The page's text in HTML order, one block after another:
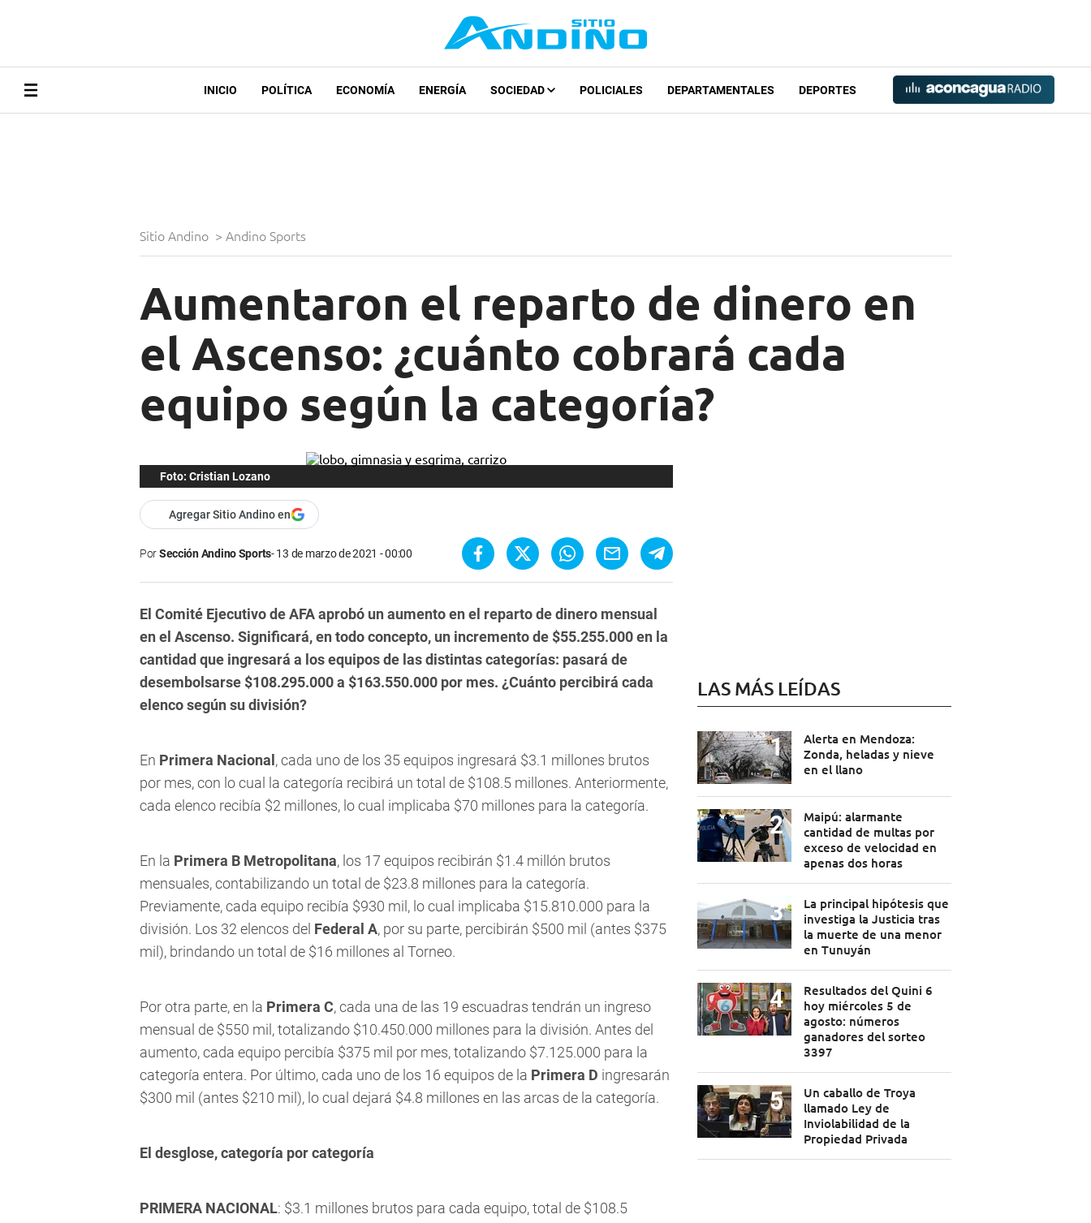
INICIO POLÍTICA ECONOMÍA ENERGÍA SOCIEDAD POLICIALES DEPARTAMENTALES DEPORTES
Sitio Andino > Andino Sports
Aumentaron el reparto de dinero en
el Ascenso: ¿cuánto cobrará cada
equipo según la categoría?
Foto: Cristian Lozano
Agregar Sitio Andino en
PorSección Andino Sports 13 de marzo de 2021 - 00:00
El Comité Ejecutivo de AFA aprobó un aumento en el reparto de dinero mensual
en el Ascenso. Significará, en todo concepto, un incremento de $55.255.000 en la
cantidad que ingresará a los equipos de las distintas categorías: pasará de
desembolsarse $108.295.000 a $163.550.000 por mes. ¿Cuánto percibirá cada
elenco según su división?
En Primera Nacional , cada uno de los 35 equipos ingresará $3.1 millones brutos
por mes, con lo cual la categoría recibirá un total de $108.5 millones. Anteriormente,
cada elenco recibía $2 millones, lo cual implicaba $70 millones para la categoría.
En la Primera B Metropolitana, los 17 equipos recibirán $1.4 millón brutos
mensuales, contabilizando un total de $23.8 millones para la categoría.
Previamente, cada equipo recibía $930 mil, lo cual implicaba $15.810.000 para la
división. Los 32 elencos del Federal A, por su parte, percibirán $500 mil (antes $375
mil), brindando un total de $16 millones al Torneo.
Por otra parte, en la Primera C, cada una de las 19 escuadras tendrán un ingreso
mensual de $550 mil, totalizando $10.450.000 millones para la división. Antes del
aumento, cada equipo percibía $375 mil por mes, totalizando $7.125.000 para la
categoría entera. Por último, cada uno de los 16 equipos de la Primera D ingresarán
$300 mil (antes $210 mil), lo cual dejará $4.8 millones en las arcas de la categoría.
El desglose, categoría por categoría
PRIMERA NACIONAL: $3.1 millones brutos para cada equipo, total de $108.5
LAS MÁS LEÍDAS
Alerta en Mendoza:
Zonda, heladas y nieve
en el llano
Maipú: alarmante
cantidad de multas por
exceso de velocidad en
apenas dos horas
La principal hipótesis que
investiga la Justicia tras
la muerte de una menor
en Tunuyán
Resultados del Quini 6
hoy miércoles 5 de
agosto: números
ganadores del sorteo
3397
Un caballo de Troya
llamado Ley de
Inviolabilidad de la
Propiedad Privada